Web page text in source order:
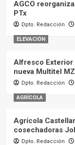
AGCO
PTx
Dpto. Redacción
ELEVACIÓN
Alfresco Exterior
nueva Multitel
Dpto. Redacción
AGRÍCOLA
Agrícola
cosechadoras
Dpto. Redacción